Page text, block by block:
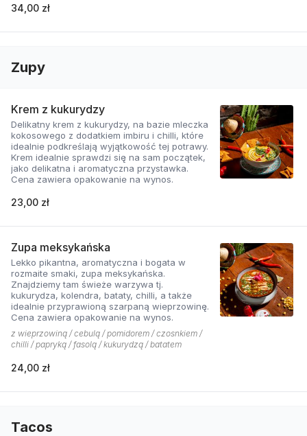
34,00 zł
Zupy
Krem z kukurydzy
Delikatny krem z kukurydzy, na bazie mleczka
kokosowego z dodatkiem imbiru i chilli, które
idealnie podkreślają wyjątkowość tej potrawy.
Krem idealnie sprawdzi się na sam początek,
jako delikatna i aromatyczna przystawka.
Cena zawiera opakowanie na wynos.
23,00 zł
Zupa meksykańska
Lekko pikantna, aromatyczna i bogata w
rozmaite smaki, zupa meksykańska.
Znajdziemy tam świeże warzywa tj.
kukurydza, kolendra, bataty, chilli, a także
idealnie przyprawioną szarpaną wieprzowinę.
Cena zawiera opakowanie na wynos.
z wieprzowiną / cebulą / pomidorem / czosnkiem /
chilli / papryką / fasolą / kukurydzą / batatem
24,00 zł
Tacos